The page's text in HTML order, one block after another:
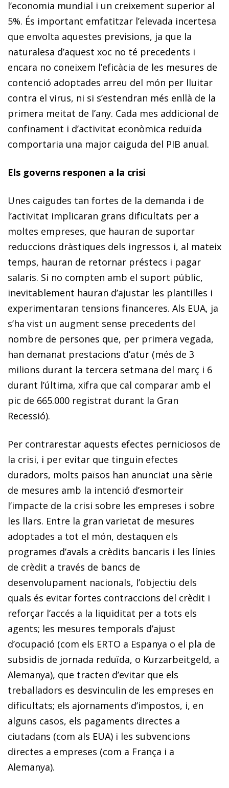
l’economia mundial i un creixement superior al
5%. És important emfatitzar l’elevada incertesa
que envolta aquestes previsions, ja que la
naturalesa d’aquest xoc no té precedents i
encara no coneixem l’eficàcia de les mesures de
contenció adoptades arreu del món per lluitar
contra el virus, ni si s’estendran més enllà de la
primera meitat de l’any. Cada mes addicional de
confinament i d’activitat econòmica reduïda
comportaria una major caiguda del PIB anual.
Els governs responen a la crisi
Unes caigudes tan fortes de la demanda i de
l’activitat implicaran grans dificultats per a
moltes empreses, que hauran de suportar
reduccions dràstiques dels ingressos i, al mateix
temps, hauran de retornar préstecs i pagar
salaris. Si no compten amb el suport públic,
inevitablement hauran d’ajustar les plantilles i
experimentaran tensions financeres. Als EUA, ja
s’ha vist un augment sense precedents del
nombre de persones que, per primera vegada,
han demanat prestacions d’atur (més de 3
milions durant la tercera setmana del març i 6
durant l’última, xifra que cal comparar amb el
pic de 665.000 registrat durant la Gran
Recessió).
Per contrarestar aquests efectes perniciosos de
la crisi, i per evitar que tinguin efectes
duradors, molts països han anunciat una sèrie
de mesures amb la intenció d’esmorteir
l’impacte de la crisi sobre les empreses i sobre
les llars. Entre la gran varietat de mesures
adoptades a tot el món, destaquen els
programes d’avals a crèdits bancaris i les línies
de crèdit a través de bancs de
desenvolupament nacionals, l’objectiu dels
quals és evitar fortes contraccions del crèdit i
reforçar l’accés a la liquiditat per a tots els
agents; les mesures temporals d’ajust
d’ocupació (com els ERTO a Espanya o el pla de
subsidis de jornada reduïda, o Kurzarbeitgeld, a
Alemanya), que tracten d’evitar que els
treballadors es desvinculin de les empreses en
dificultats; els ajornaments d’impostos, i, en
alguns casos, els pagaments directes a
ciutadans (com als EUA) i les subvencions
directes a empreses (com a França i a
Alemanya).